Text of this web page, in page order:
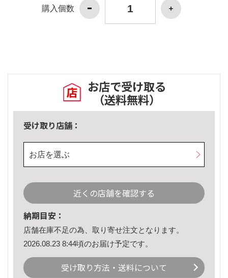
購入個数
お店で受け取る
（送料無料）
受け取り店舗：
お店を選ぶ
近くの店舗を確認する
納期目安：
店舗在庫不足の為、取り寄せ注文となります。
2026.08.23 8:44頃のお届け予定です。
受け取り方法・送料について